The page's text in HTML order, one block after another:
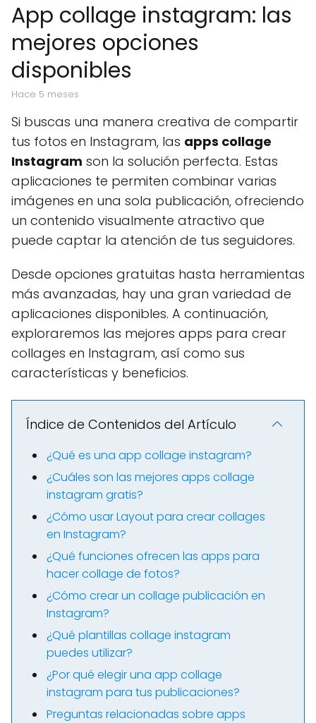
App collage instagram: las
mejores opciones
disponibles
hace 5 meses
Si buscas una manera creativa de compartir
tus fotos en Instagram, las apps collage
Instagram son la solución perfecta. Estas
aplicaciones te permiten combinar varias
imágenes en una sola publicación, ofreciendo
un contenido visualmente atractivo que
puede captar la atención de tus seguidores.
Desde opciones gratuitas hasta herramientas
más avanzadas, hay una gran variedad de
aplicaciones disponibles. A continuación,
exploraremos las mejores apps para crear
collages en Instagram, así como sus
características y beneficios.
Índice de Contenidos del Artículo
¿Qué es una app collage instagram?
¿Cuáles son las mejores apps collage
instagram gratis?
¿Cómo usar Layout para crear collages
en Instagram?
¿Qué funciones ofrecen las apps para
hacer collage de fotos?
¿Cómo crear un collage publicación en
Instagram?
¿Qué plantillas collage instagram
puedes utilizar?
¿Por qué elegir una app collage
instagram para tus publicaciones?
Preguntas relacionadas sobre apps